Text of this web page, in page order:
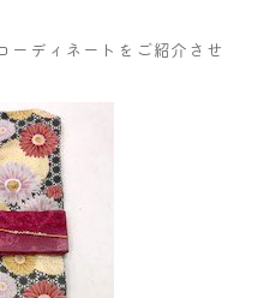
ーディネートをご紹介させ